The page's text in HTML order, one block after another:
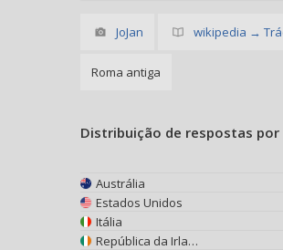
JoJan wikipedia →
Roma antiga
Distribuição de respostas por
Austrália
Estados Unidos
Itália
República da Irlanda